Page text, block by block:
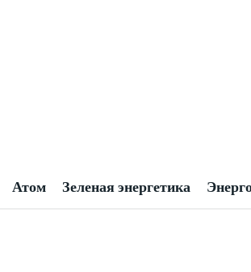
Атом Зеленая энергетика